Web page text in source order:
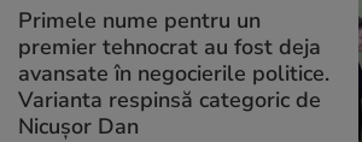
Primele nume pentru un
premier tehnocrat au fost deja
avansate în negocierile politice.
Varianta respinsă categoric de
Nicușor Dan